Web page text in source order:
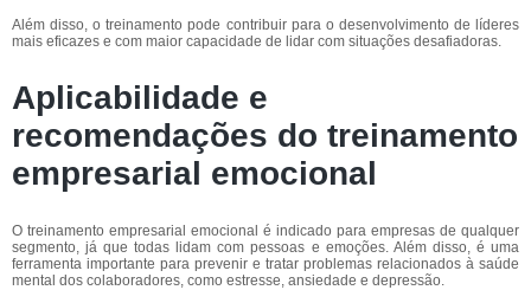
Além disso, o treinamento pode contribuir para o desenvolvimento de líderes
mais eficazes e com maior capacidade de lidar com situações desafiadoras.
Aplicabilidade e
recomendações do treinamento
empresarial emocional
O treinamento empresarial emocional é indicado para empresas de qualquer
segmento, já que todas lidam com pessoas e emoções. Além disso, é uma
ferramenta importante para prevenir e tratar problemas relacionados à saúde
mental dos colaboradores, como estresse, ansiedade e depressão.